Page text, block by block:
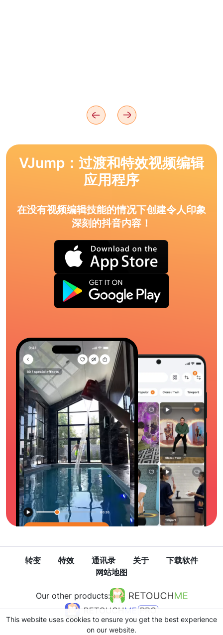
VJump：过渡和特效视频编辑
应用程序
在没有视频编辑技能的情况下创建令人印象
深刻的抖音内容！
转变 特效 通讯录 关于
下载软件
网站地图
Our other products:
This website uses cookies to ensure you get the best experience
on our website.